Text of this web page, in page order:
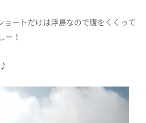
ョートだけは浮島なので腹をくくって
ー！